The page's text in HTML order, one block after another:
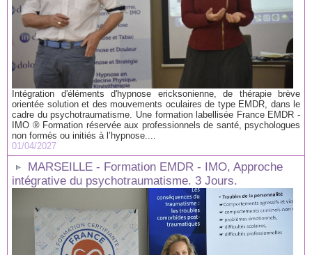
Intégration d'éléments d'hypnose ericksonienne, de thérapie brève
orientée solution et des mouvements oculaires de type EMDR, dans le
cadre du psychotraumatisme. Une formation labellisée France EMDR -
IMO ® Formation réservée aux professionnels de santé, psychologues
non formés ou initiés à l’hypnose....
01/04/2027
MARSEILLE - Formation EMDR - IMO, Approche
intégrative du psychotraumatisme. 3 Jours.